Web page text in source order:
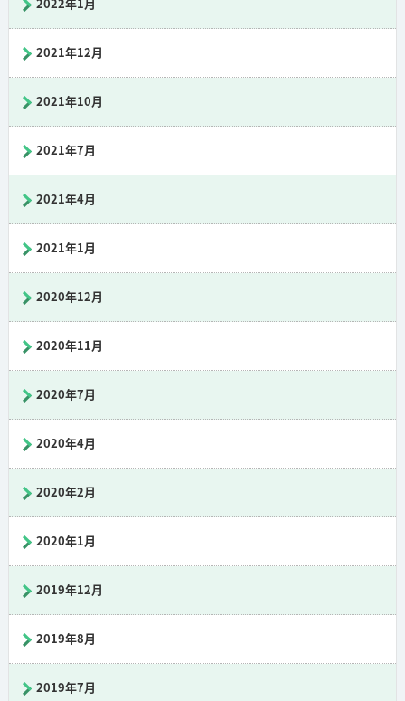
2022年1月
2021年12月
2021年10月
2021年7月
2021年4月
2021年1月
2020年12月
2020年11月
2020年7月
2020年4月
2020年2月
2020年1月
2019年12月
2019年8月
2019年7月